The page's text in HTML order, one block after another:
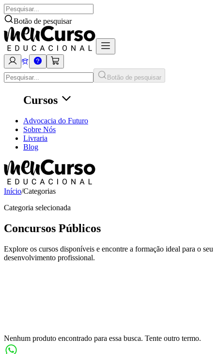
Botão de pesquisar
Botão de pesquisar
Cursos
Advocacia do Futuro
Sobre Nós
Livraria
Blog
Início/Categorias
Categoria selecionada
Concursos Públicos
Explore os cursos disponíveis e encontre a formação ideal para o seu
desenvolvimento profissional.
Nenhum produto encontrado para essa busca. Tente outro termo.